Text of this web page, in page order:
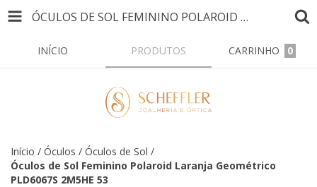
ÓCULOS DE SOL FEMININO POLAROID LARANJA GEOMÉTRICO PLD6067S 2M5HE 53
INÍCIO PRODUTOS CARRINHO 0
Início / Óculos / Óculos de Sol /
Óculos de Sol Feminino Polaroid Laranja Geométrico
PLD6067S 2M5HE 53